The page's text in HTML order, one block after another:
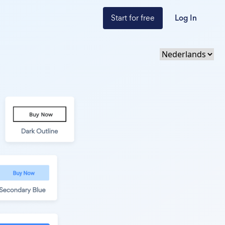
Start for free Log In